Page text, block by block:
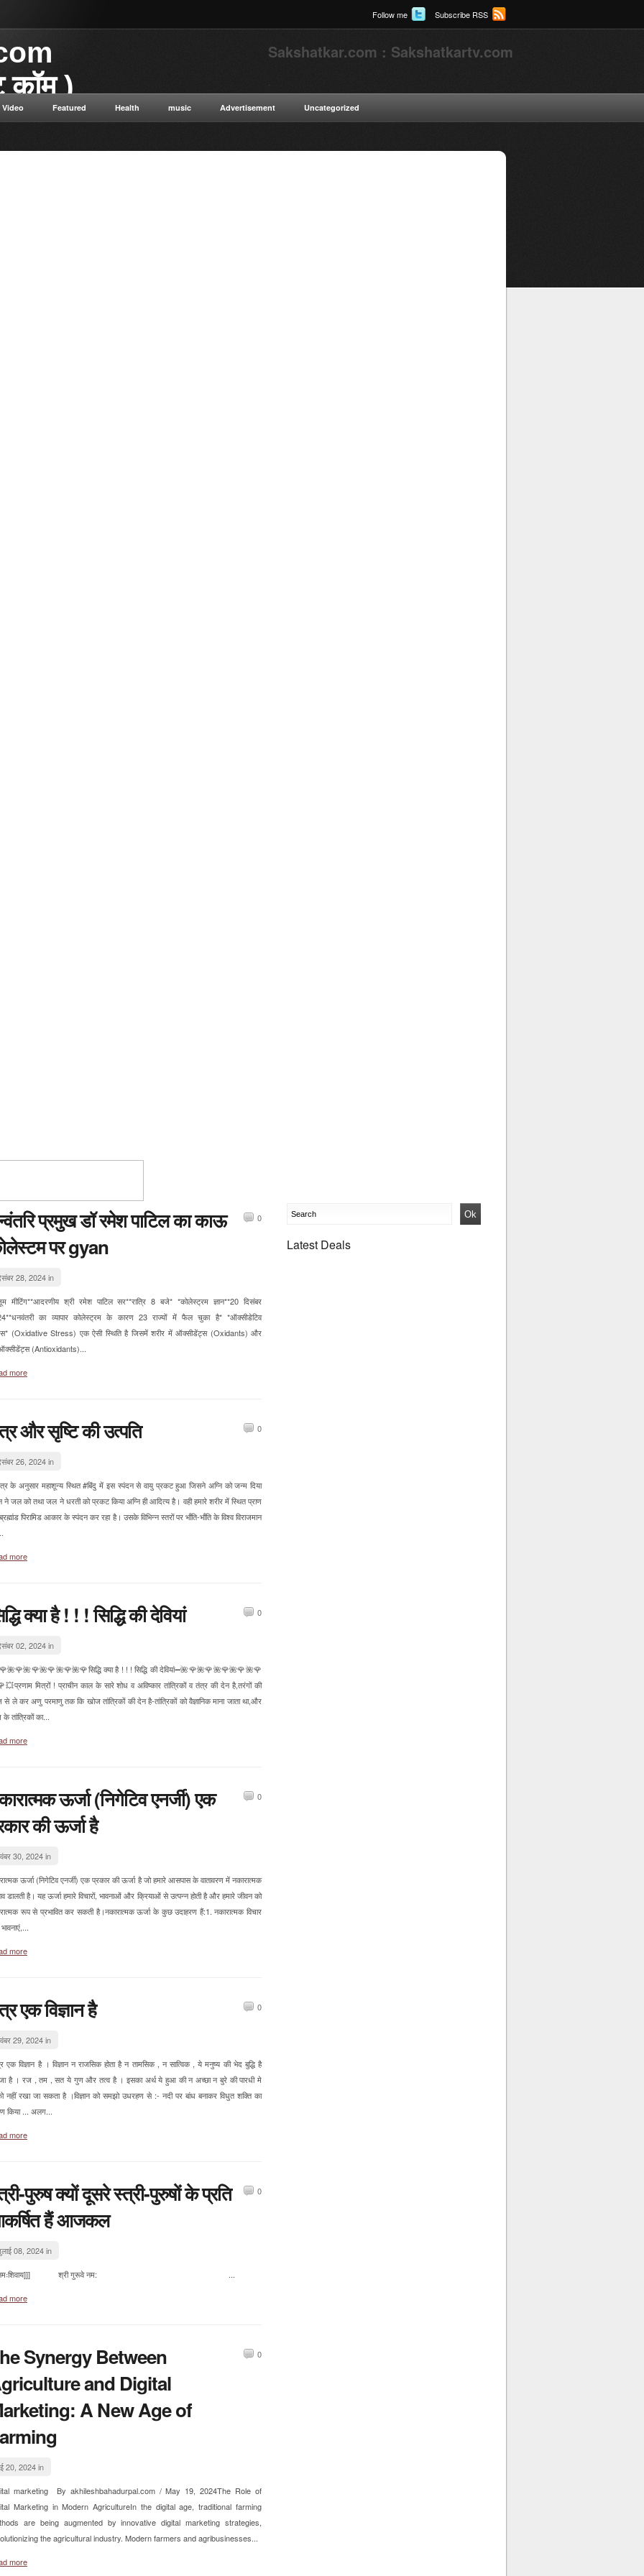
Follow me Subscribe RSS
कॉम )
डॉट कॉम विज्ञान से संबंधित
सत्य सनातन संस्कृति नई नई
सेक्स संबंधित रोग एवं उपचार की
Sakshatkar.com : Sakshatkartv.com
Video Featured Health music Advertisement Uncategorized
प्रमुख डॉ रमेश पाटिल का काऊ
पर gyan
0
28, 2024 in
मीटिंग**आदरणीय श्री रमेश पाटिल सर**रात्रि 8 बजे* *कोलेस्ट्रम ज्ञान**20 दिसंबर
का व्यापार कोलेस्ट्रम के कारण 23 राज्यों में फैल चुका है* *ऑक्सीडेटिव
(Oxidative Stress) एक ऐसी स्थिति है जिसमें शरीर में ऑक्सीडेंट्स (Oxidants) और
(Antioxidants)...
more
और सृष्टि की उत्पति 0
26, 2024 in
के अनुसार महाशून्य स्थित #बिंदु में इस स्पंदन से वायु प्रकट हुआ जिसने अग्नि को जन्म दिया
ने जल को तथा जल ने धरती को प्रकट किया अग्नि ही आदित्य है। वही हमारे शरीर में स्थित प्राण
पिरामिड आकार के स्पंदन कर रहा है। उसके विभिन्न स्तरों पर भाँति-भाँति के विश्व विराजमान
more
क्या है ! ! ! सिद्धि की देवियां 0
02, 2024 in
क्या है ! ! ! सिद्धि की देवियां➖🌺🌹🌺🌹🌺🌹🌺🌹🌺🌹
मित्रों ! प्राचीन काल के सारे शोध व अविष्कार तांत्रिकों व तंत्र की देन है,तरंगों की
से ले कर अणु परमाणु तक कि खोज तांत्रिकों की देन है-तांत्रिकों को वैज्ञानिक माना जाता था,और
तांत्रिकों का...
more
ऊर्जा (निगेटिव एनर्जी) एक
की ऊर्जा है
0
30, 2024 in
ऊर्जा (निगेटिव एनर्जी) एक प्रकार की ऊर्जा है जो हमारे आसपास के वातावरण में नकारात्मक
डालती है। यह ऊर्जा हमारे विचारों, भावनाओं और क्रियाओं से उत्पन्न होती है और हमारे जीवन को
रूप से प्रभावित कर सकती है।नकारात्मक ऊर्जा के कुछ उदाहरण हैं:1. नकारात्मक विचार
more
एक विज्ञान है 0
29, 2024 in
एक विज्ञान है । विज्ञान न राजसिक होता है न तामसिक , न सात्विक , ये मनुष्य की भेद बुद्धि है
है । रज , तम , सत ये गुण और तत्व है । इसका अर्थ ये हुआ की न अच्छा न बुरे की पारधी मे
नहीं रखा जा सकता है ।विज्ञान को समझो उधरहण से :- नदी पर बांध बनाकर विधुत शक्ति का
किया ... अलग...
more
पुरुष क्यों दूसरे स्त्री-पुरुषों के प्रति
हैं आजकल
0
08, 2024 in
श्री गुरूवे नम: ...
more
Synergy Between
and Digital
A New Age of
0
20, 2024 in
marketing By akhileshbahadurpal.com / May 19, 2024The Role of
Marketing in Modern AgricultureIn the digital age, traditional farming
are being augmented by innovative digital marketing strategies,
the agricultural industry. Modern farmers and agribusinesses...
more
Latest Deals